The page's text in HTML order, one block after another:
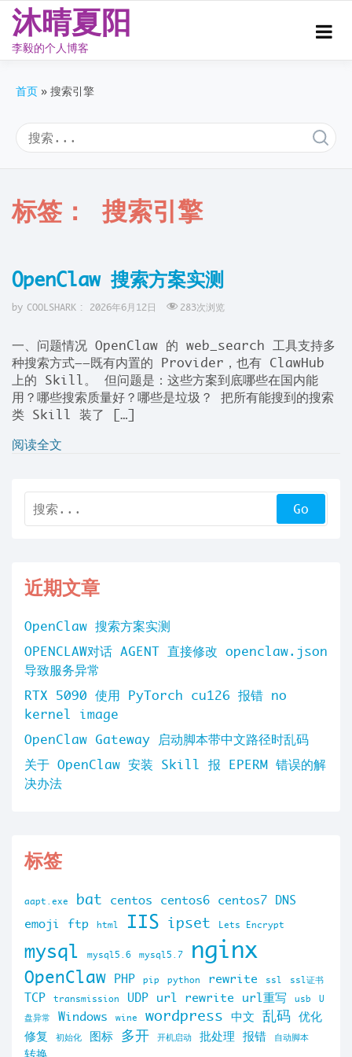
沐晴夏阳
李毅的个人博客
首页 搜索引擎
标签：搜索引擎
OpenClaw 搜索方案实测
by COOLSHARK : 2026年6月12日 283次浏览
一、问题情况 OpenClaw 的 web_search 工具支持多
种搜索方式——既有内置的 Provider，也有 ClawHub
上的 Skill。 但问题是：这些方案到底哪些在国内能
用？哪些搜索质量好？哪些是垃圾？ 把所有能搜到的搜索
类 Skill 装了 […]
阅读全文
近期文章
OpenClaw 搜索方案实测
OPENCLAW对话 AGENT 直接修改 openclaw.json
导致服务异常
RTX 5090 使用 PyTorch cu126 报错 no
kernel image
OpenClaw Gateway 启动脚本带中文路径时乱码
关于 OpenClaw 安装 Skill 报 EPERM 错误的解
决办法
标签
aapt.exe bat centos centos6 centos7 DNS
emoji
ftp html IIS ipset Lets Encrypt
mysql mysql5.6 mysql5.7 nginx
OpenClaw PHP pip python rewrite ssl ssl证书
TCP transmission UDP url rewrite url重写 usb
U
盘异常
Windows wine wordpress 中文 乱码 优化
修复
初始化 图标 多开 开机启动 批处理 报错 自动脚本